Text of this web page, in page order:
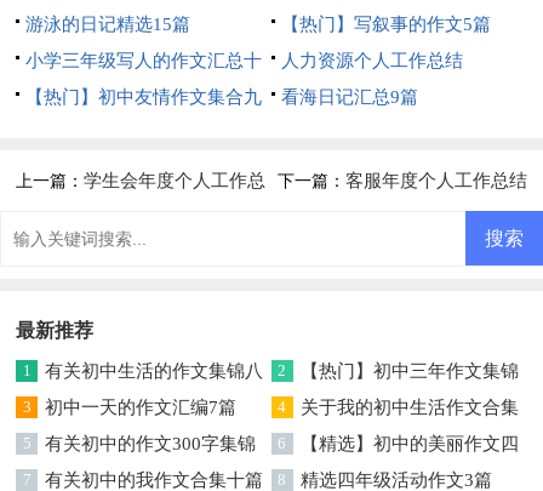
5篇
游泳的日记精选15篇
【热门】写叙事的作文5篇
小学三年级写人的作文汇总十
篇
人力资源个人工作总结
【热门】初中友情作文集合九
看海日记汇总9篇
上一篇：学生会年度个人工作总 下一篇： 客服年度个人工作总结
最新推荐
1
有关初中生活的作文集锦八
篇
2
【热门】初中三年作文集锦
六篇
3 初中一天的作文汇编7篇 4
关于我的初中生活作文合集
七篇
5
有关初中的作文300字集锦
七篇
6
【精选】初中的美丽作文四
篇
7 有关初中的我作文合集十篇 8 精选四年级活动作文3篇